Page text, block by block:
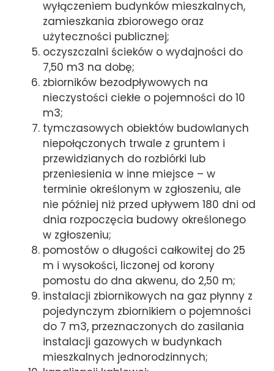
wyłączeniem budynków mieszkalnych,
zamieszkania zbiorowego oraz
użyteczności publicznej;
oczyszczalni ścieków o wydajności do
7,50 m3 na dobę;
zbiorników bezodpływowych na
nieczystości ciekłe o pojemności do 10
m3;
tymczasowych obiektów budowlanych
niepołączonych trwale z gruntem i
przewidzianych do rozbiórki lub
przeniesienia w inne miejsce – w
terminie określonym w zgłoszeniu, ale
nie później niż przed upływem 180 dni od
dnia rozpoczęcia budowy określonego
w zgłoszeniu;
pomostów o długości całkowitej do 25
m i wysokości, liczonej od korony
pomostu do dna akwenu, do 2,50 m;
instalacji zbiornikowych na gaz płynny z
pojedynczym zbiornikiem o pojemności
do 7 m3, przeznaczonych do zasilania
instalacji gazowych w budynkach
mieszkalnych jednorodzinnych;